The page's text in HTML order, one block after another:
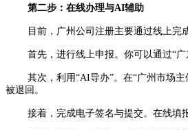
第二步：在线办理与AI辅助
目前，广州公司注册主要通过线上完成
首先，进行线上申报。你可以通过“广东
其次，利用“AI导办”。在“广州市场主
被退回。
接着，完成电子签名与提交。在线填报